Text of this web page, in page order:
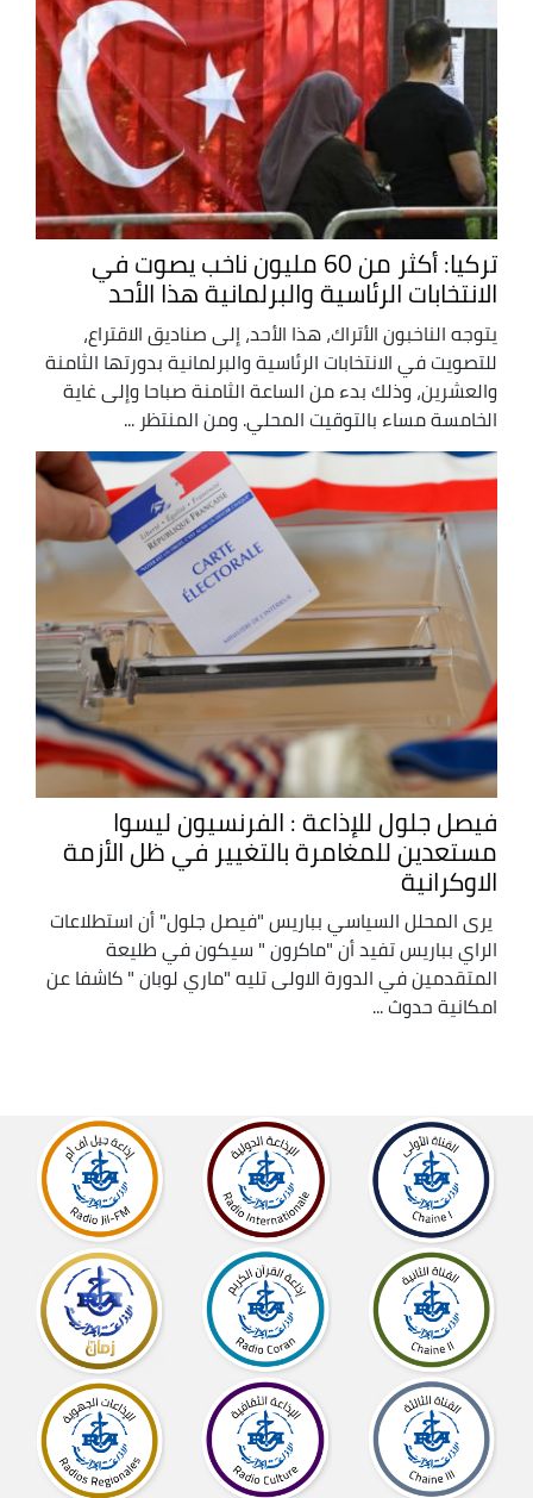
تركيا: أكثر من 60 مليون ناخب يصوت في
الانتخابات الرئاسية والبرلمانية هذا الأحد
يتوجه الناخبون الأتراك، هذا الأحد، إلى صناديق الاقتراع،
للتصويت في الانتخابات الرئاسية والبرلمانية بدورتها الثامنة
والعشرين، وذلك بدء من الساعة الثامنة صباحا وإلى غاية
الخامسة مساء بالتوقيت المحلي. ومن المنتظر ...
فيصل جلول للإذاعة : الفرنسيون ليسوا
مستعدين للمغامرة بالتغيير في ظل الأزمة
الاوكرانية
يرى المحلل السياسي بباريس "فيصل جلول" أن استطلاعات
الراي بباريس تفيد أن "ماكرون " سيكون في طليعة
المتقدمين في الدورة الاولى تليه "ماري لوبان " كاشفا عن
امكانية حدوث ...